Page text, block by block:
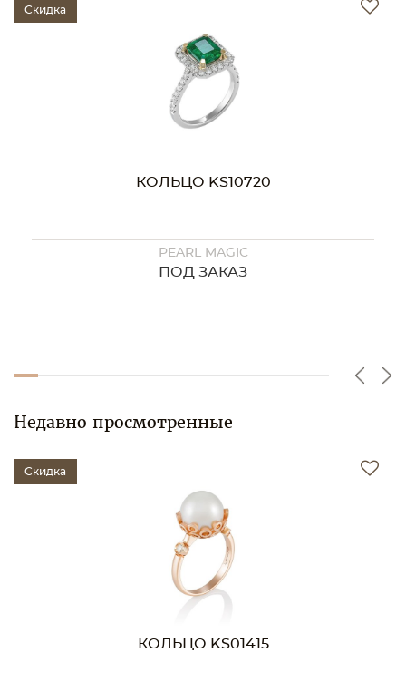
Скидка
КОЛЬЦО KS10720
PEARL MAGIC
ПОД ЗАКАЗ
Недавно просмотренные
Скидка
КОЛЬЦО KS01415